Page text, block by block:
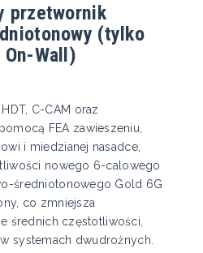
przetwornik
(tylko
Wall)
C-CAM oraz
FEA zawieszeniu,
i miedzianej nasadce,
nowego 6-calowego
średniotonowego Gold 6G
co zmniejsza
średnich częstotliwości,
systemach dwudrożnych.